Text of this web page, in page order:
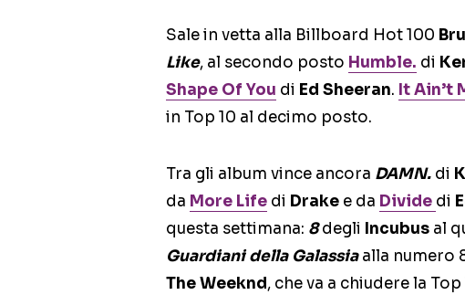
Sale in vetta alla Billboard Hot 100
Like, al secondo posto Humble. di
Shape Of You di Ed Sheeran. It Ain’t
in Top 10 al decimo posto.
Tra gli album vince ancora DAMN. di
da More Life di Drake e da Divide di
questa settimana: 8 degli Incubus al
Guardiani della Galassiaalla numero
The Weeknd, che va a chiudere la Top